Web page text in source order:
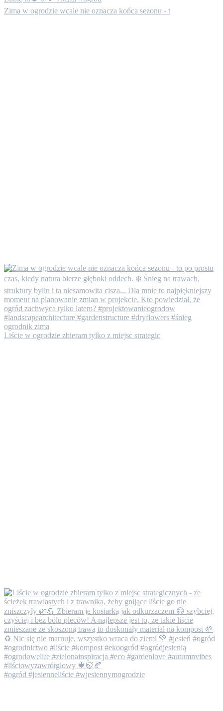
Zima w ogrodzie wcale nie oznacza końca sezonu - t
Liście w ogrodzie zbieram tylko z miejsc strategic
#ogród #jesienneliście #wjesiennymogrodzie